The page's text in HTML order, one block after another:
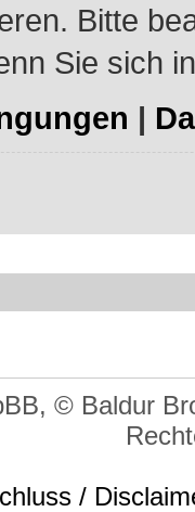
Bitte
Sie sich
|
© Baldur
/